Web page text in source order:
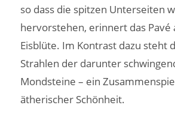
so dass die spitzen Unterseiten
hervorstehen, erinnert das Pavé
Eisblüte. Im Kontrast dazu steht
Strahlen der darunter
Mondsteine – ein
ätherischer Schönheit.